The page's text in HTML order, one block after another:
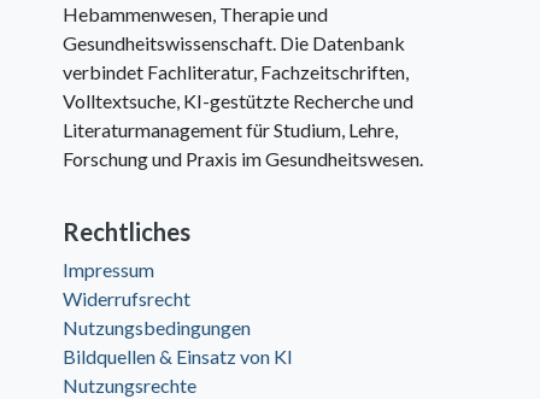
Hebammenwesen, Therapie und
Gesundheitswissenschaft. Die Datenbank
verbindet Fachliteratur, Fachzeitschriften,
Volltextsuche, KI-gestützte Recherche und
Literaturmanagement für Studium, Lehre,
Forschung und Praxis im Gesundheitswesen.
Rechtliches
Impressum
Widerrufsrecht
Nutzungsbedingungen
Bildquellen & Einsatz von KI
Nutzungsrechte